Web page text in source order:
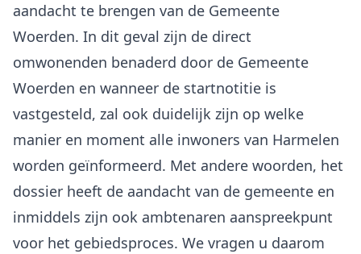
aandacht te brengen van de Gemeente
Woerden. In dit geval zijn de direct
omwonenden benaderd door de Gemeente
Woerden en wanneer de startnotitie is
vastgesteld, zal ook duidelijk zijn op welke
manier en moment alle inwoners van Harmelen
worden geïnformeerd. Met andere woorden, het
dossier heeft de aandacht van de gemeente en
inmiddels zijn ook ambtenaren aanspreekpunt
voor het gebiedsproces. We vragen u daarom